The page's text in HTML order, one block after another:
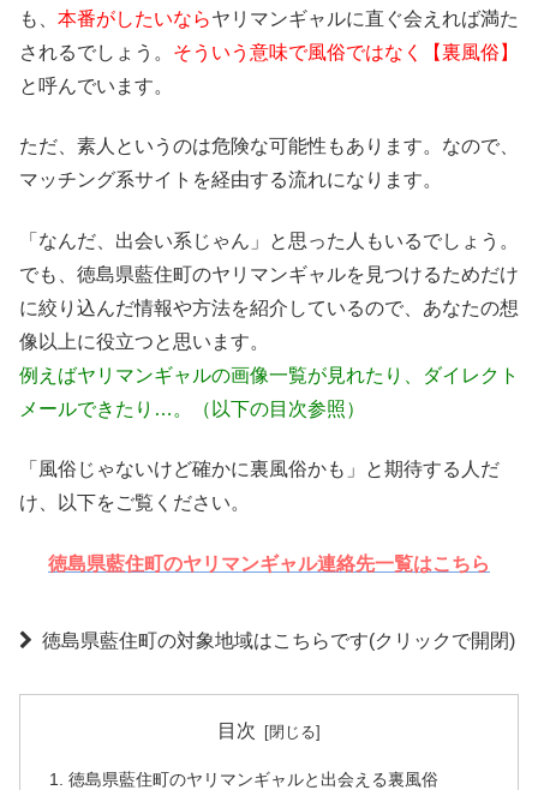
も、 本番がしたいならヤリマンギャルに直ぐ会えれば満た
されるでしょう。 そういう意味で風俗ではなく【裏風俗】
と呼んでいます。
ただ、素人というのは危険な可能性もあります。なので、
マッチング系サイトを経由する流れになります。
「なんだ、出会い系じゃん」と思った人もいるでしょう。
でも、徳島県藍住町のヤリマンギャルを見つけるためだけ
に絞り込んだ情報や方法を紹介しているので、あなたの想
像以上に役立つと思います。
例えばヤリマンギャルの画像一覧が見れたり、ダイレクト
メールできたり…。（以下の目次参照）
「風俗じゃないけど確かに裏風俗かも」と期待する人だ
け、以下をご覧ください。
徳島県藍住町のヤリマンギャル連絡先一覧はこちら
徳島県藍住町の対象地域はこちらです(クリックで開閉)
目次
徳島県藍住町のヤリマンギャルと出会える裏風俗